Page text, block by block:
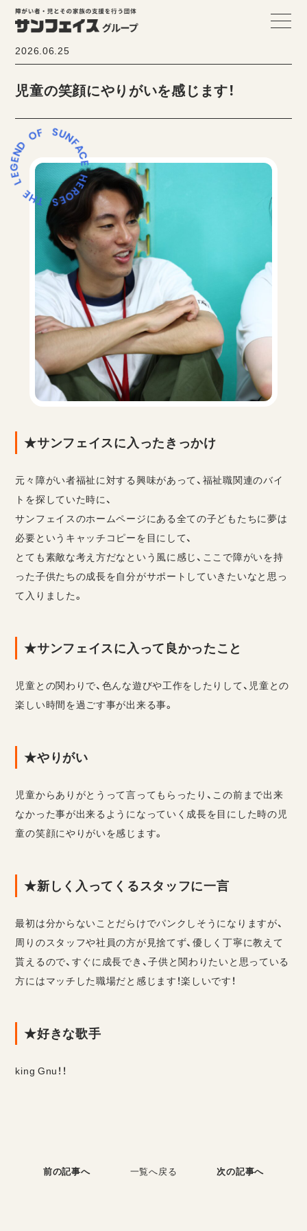
2026.06.25
児童の笑顔にやりがいを感じます！
★サンフェイスに入ったきっかけ
元々障がい者福祉に対する興味があって、福祉職関連のバイ
トを探していた時に、
サンフェイスのホームページにある全ての子どもたちに夢は
必要というキャッチコピーを目にして、
とても素敵な考え方だなという風に感じ、ここで障がいを持
った子供たちの成長を自分がサポートしていきたいなと思っ
て入りました。
★サンフェイスに入って良かったこと
児童との関わりで、色んな遊びや工作をしたりして、児童との
楽しい時間を過ごす事が出来る事。
★やりがい
児童からありがとうって言ってもらったり、この前まで出来
なかった事が出来るようになっていく成長を目にした時の児
童の笑顔にやりがいを感じます。
★新しく入ってくるスタッフに一言
最初は分からないことだらけでパンクしそうになりますが、
周りのスタッフや社員の方が見捨てず、優しく丁寧に教えて
貰えるので、すぐに成長でき、子供と関わりたいと思っている
方にはマッチした職場だと感じます！楽しいです！
★好きな歌手
king Gnu！！
前の記事へ 一覧へ戻る 次の記事へ